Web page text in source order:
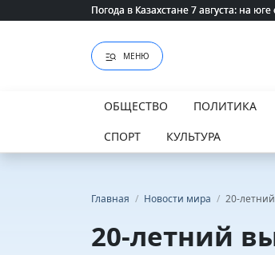
Погода в Казахстане 7 августа: на
Погода в Казахстане 7 августа: на
МЕНЮ
ОБЩЕСТВО ПОЛИТИКА
СПОРТ
КУЛЬТУРА
Главная / Новости мира / 20-
20-летний